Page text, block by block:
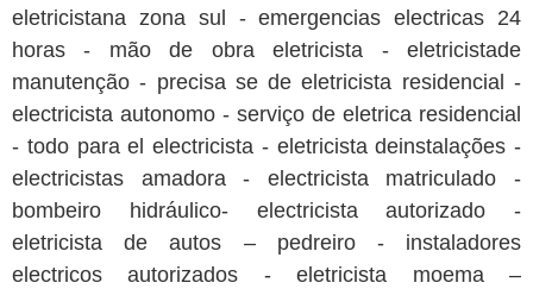
eletricistana zona sul - emergencias electricas 24
horas - mão de obra eletricista - eletricistade
manutenção - precisa se de eletricista residencial -
electricista autonomo - serviço de eletrica residencial
- todo para el electricista - eletricista deinstalações -
electricistas amadora - electricista matriculado -
bombeiro hidráulico- electricista autorizado -
eletricista de autos – pedreiro - instaladores
electricos autorizados - eletricista moema –